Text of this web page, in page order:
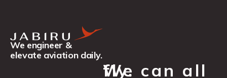
We engineer &
elevate aviation daily.
We can all fly.